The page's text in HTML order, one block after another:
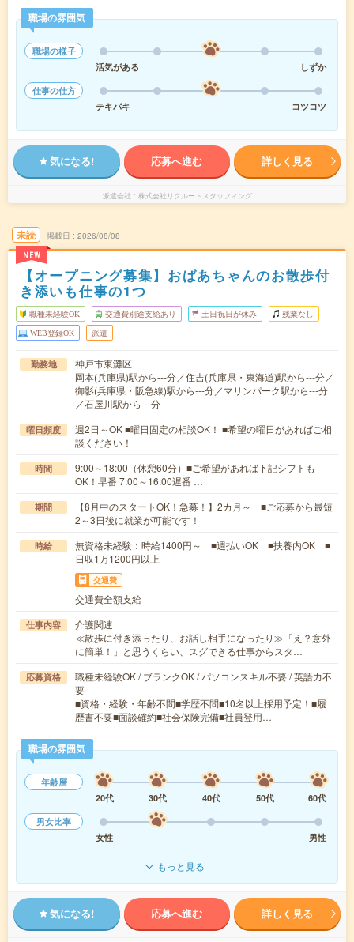
職場の雰囲気
職場の様子
活気がある
しずか
仕事の仕方
テキパキ
コツコツ
気になる! 応募へ進む 詳しく見る
派遣会社 株式会社リクルートスタッフィング
未読
NEW
掲載日 2026/08/08
【オープニング募集】おばあちゃんのお散歩付
き添いも仕事の1つ
職種未経験OK 交通費別途支給あり 土日祝日が休み 残業なし
WEB登録OK 派遣
勤務地
神戸市東灘区
岡本(兵庫県)駅から---分／住吉(兵庫県・東海道)駅から---分／
御影(兵庫県・阪急線)駅から---分／マリンパーク駅から---分
／石屋川駅から---分
曜日頻度
週2日～OK ■曜日固定の相談OK！ ■希望の曜日があればご相
談ください！
時間
9:00～18:00（休憩60分）■ご希望があれば下記シフトも
OK！早番 7:00～16:00遅番 …
期間
【8月中のスタートOK！急募！】2カ月～ ■ご応募から最短
2～3日後に就業が可能です！
時給
無資格未経験：時給1400円～ ■週払いOK ■扶養内OK ■
日収1万1200円以上
交通費
交通費全額支給
仕事内容
介護関連
≪散歩に付き添ったり、お話し相手になったり≫「え？意外
に簡単！」と思うくらい、スグできる仕事からスタ…
応募資格
職種未経験OK / ブランクOK / パソコンスキル不要 / 英語力不
要
■資格・経験・年齢不問■学歴不問■10名以上採用予定！■履
歴書不要■面談確約■社会保険完備■社員登用…
職場の雰囲気
年齢層
20代
30代 40代 50代
60代
男女比率
女性
男性
もっと見る
気になる! 応募へ進む 詳しく見る